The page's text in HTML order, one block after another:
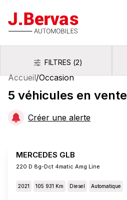
J.Bervas
FiltresFILTRES (2)
Accueil/Occasion
5 véhicules en vente
Créer une alerte
MERCEDES GLB
220 D 8g-Dct 4matic Amg Line
2021 105 931 Km Diesel Automatique